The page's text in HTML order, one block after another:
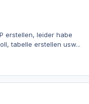
erstellen, leider habe
tabelle erstellen usw...